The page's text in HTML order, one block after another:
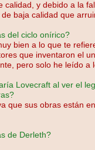
calidad, y debido a la
baja calidad que
del ciclo onírico?
bien a lo que te
que inventaron el
pero solo he leído a
Lovecraft al ver el
que sus obras están
de Derleth?